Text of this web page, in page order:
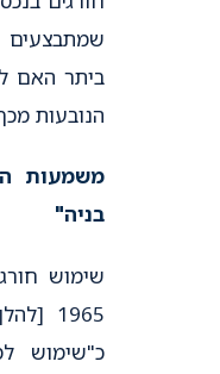
שמתבצעים
ביתר האם
הנובעות
משמעות
בניה"
1965 [להלן –
כ"שימוש